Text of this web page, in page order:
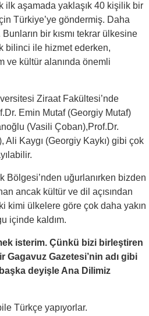
ilk aşamada yaklaşık 40 kişilik bir
Türkiye’ye göndermiş. Daha
Bunların bir kısmı tekrar ülkesine
bilinci ile hizmet ederken,
ve kültür alanında önemli
Ziraat Fakültesi’nde
Emin Mutaf (Georgiy Mutaf)
(Vasili Çoban),Prof.Dr.
Kaygı (Georgiy Kaykı) gibi çok
Bölgesi’nden uğurlanırken bizden
ancak kültür ve dil açısından
kimi ülkelere göre çok daha yakın
içinde kaldım.
isterim. Çünkü bizi birleştiren
Gazetesi’nin adı gibi
deyişle Ana Dilimiz
Türkçe yapıyorlar.